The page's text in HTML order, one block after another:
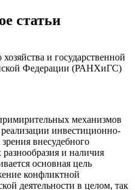
статьи
и государственной
Федерации (РАНХиГС)
механизмов
инвестиционно-
внесудебного
и наличия
основная цель
конфликтной
деятельности в целом, так